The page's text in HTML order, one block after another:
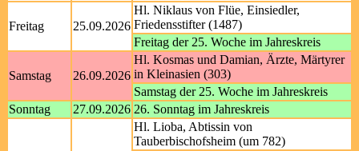
Freitag 25.09.2026
Hl. Niklaus von Flüe, Einsiedler,
Friedensstifter (1487)
Freitag der 25. Woche im Jahreskreis
Samstag 26.09.2026
Hl. Kosmas und Damian, Ärzte, Märtyrer
in Kleinasien (303)
Samstag der 25. Woche im Jahreskreis
Sonntag
27.09.2026 26. Sonntag im Jahreskreis
Hl. Lioba, Abtissin von
Tauberbischofsheim (um 782)